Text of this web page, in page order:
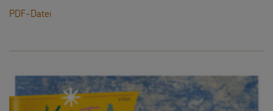
PDF-Datei